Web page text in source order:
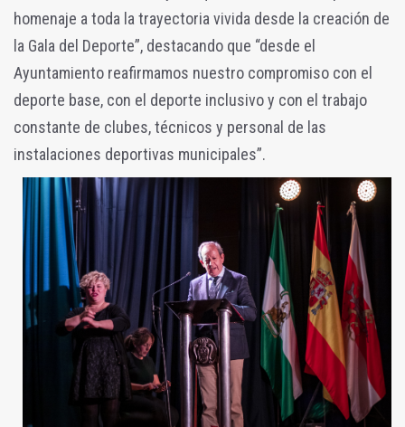
homenaje a toda la trayectoria vivida desde la creación de
la Gala del Deporte”, destacando que “desde el
Ayuntamiento reafirmamos nuestro compromiso con el
deporte base, con el deporte inclusivo y con el trabajo
constante de clubes, técnicos y personal de las
instalaciones deportivas municipales”.